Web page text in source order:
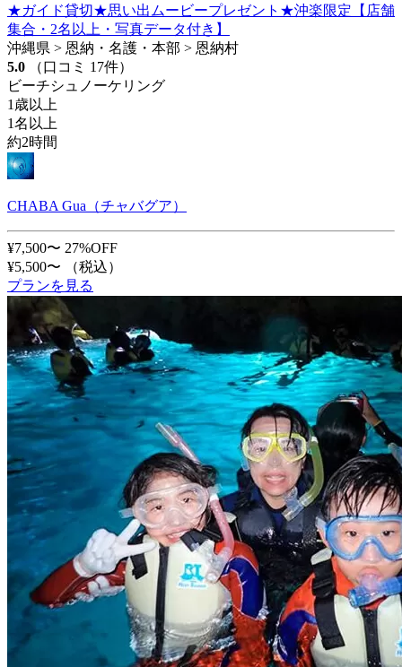
★ガイド貸切★思い出ムービープレゼント★沖楽限定【店舗
集合・2名以上・写真データ付き】
沖縄県 > 恩納・名護・本部 > 恩納村
5.0
（口コミ 17件）
ビーチシュノーケリング
1歳以上
1名以上
約2時間
CHABA Gua（チャバグア）
¥7,500〜 27%OFF
¥5,500〜
（税込）
プランを見る